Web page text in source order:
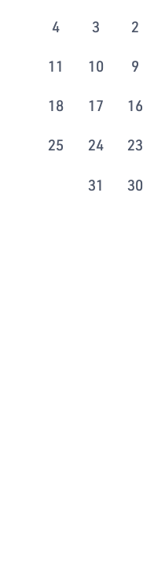
2
3
4
9
10
11
16
17
18
23
24
25
30
31